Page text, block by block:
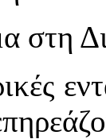
στη